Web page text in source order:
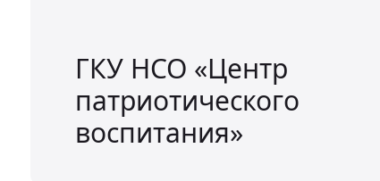
ГКУ НСО «Центр
патриотического
воспитания»